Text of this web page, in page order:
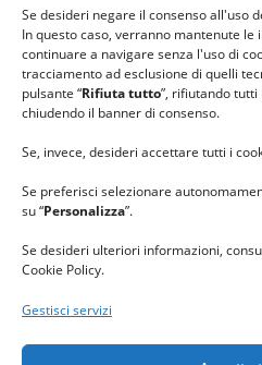
Se desideri negare il consenso all'uso
In questo caso, verranno mantenute
continuare a navigare senza l'uso di
tracciamento ad esclusione di quelli
pulsante “Rifiuta tutto”, rifiutando
chiudendo il banner di consenso.
Se, invece, desideri accettare tutti i
Se preferisci selezionare
su “Personalizza”.
Se desideri ulteriori informazioni,
Cookie Policy.
Gestisci servizi